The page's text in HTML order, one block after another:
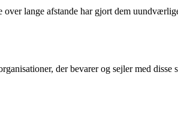
lange afstande har gjort dem
der bevarer og sejler med